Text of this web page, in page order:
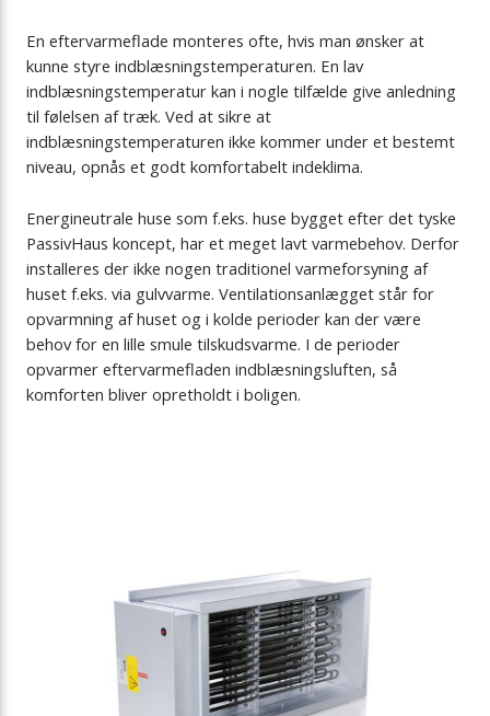
En eftervarmeflade monteres ofte, hvis man ønsker at
kunne styre indblæsningstemperaturen. En lav
indblæsningstemperatur kan i nogle tilfælde give anledning
til følelsen af træk. Ved at sikre at
indblæsningstemperaturen ikke kommer under et bestemt
niveau, opnås et godt komfortabelt indeklima.
Energineutrale huse som f.eks. huse bygget efter det tyske
PassivHaus koncept, har et meget lavt varmebehov. Derfor
installeres der ikke nogen traditionel varmeforsyning af
huset f.eks. via gulvvarme. Ventilationsanlægget står for
opvarmning af huset og i kolde perioder kan der være
behov for en lille smule tilskudsvarme. I de perioder
opvarmer eftervarmefladen indblæsningsluften, så
komforten bliver opretholdt i boligen.